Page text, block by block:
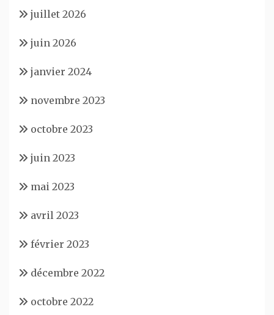
juillet 2026
juin 2026
janvier 2024
novembre 2023
octobre 2023
juin 2023
mai 2023
avril 2023
février 2023
décembre 2022
octobre 2022